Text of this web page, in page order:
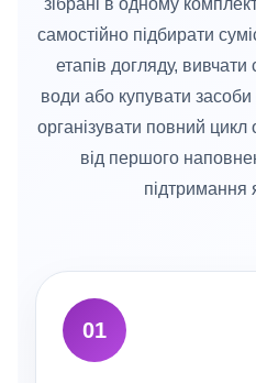
самостійно підбирати
етапів догляду,
води або купувати
організувати повний
від першого
підтримання
01